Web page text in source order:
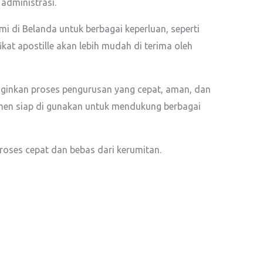
di Belanda untuk berbagai keperluan, seperti
apostille akan lebih mudah di terima oleh
proses pengurusan yang cepat, aman, dan
siap di gunakan untuk mendukung berbagai
cepat dan bebas dari kerumitan.